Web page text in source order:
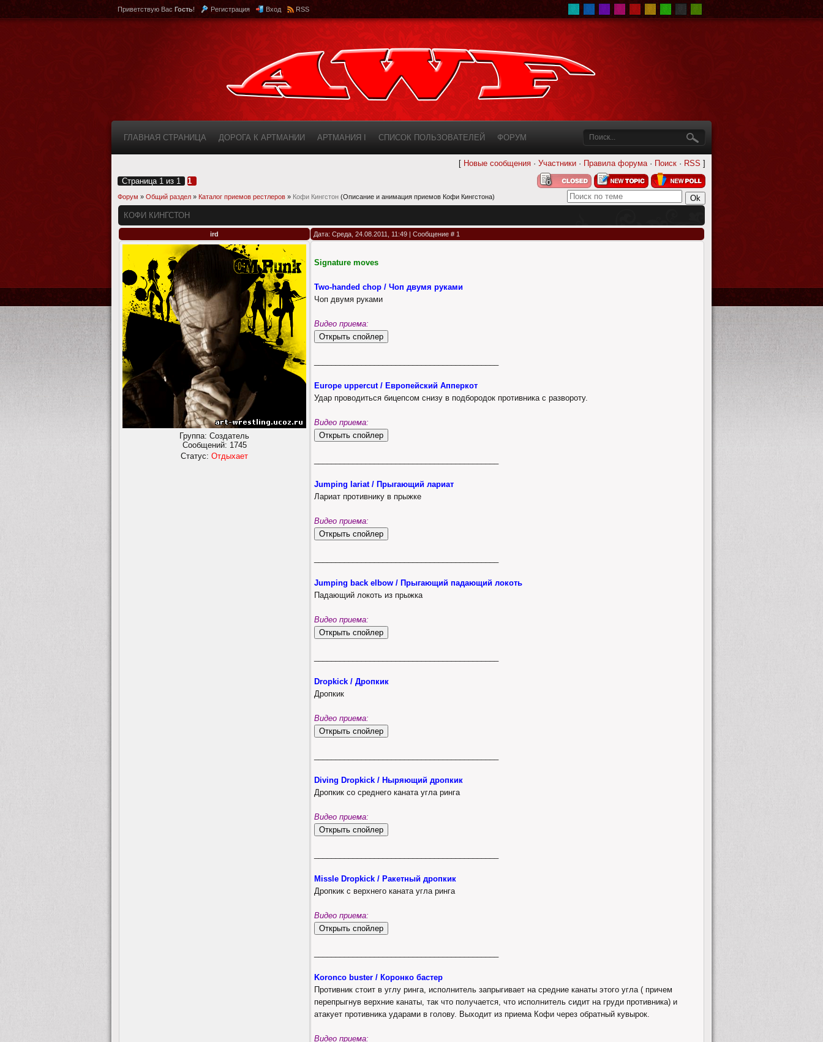
Приветствую Вас Гость! Регистрация Вход RSS
ГЛАВНАЯ СТРАНИЦА ДОРОГА К АРТМАНИИ АРТМАНИЯ I СПИСОК ПОЛЬЗОВАТЕЛЕЙ ФОРУМ
[ Новые сообщения · Участники · Правила форума· Поиск · RSS ]
Страница 1 из 1 1
Форум » Общий раздел » Каталог приемов рестлеров » Кофи Кингстон (Описание и анимация приемов Кофи Кингстона)
КОФИ КИНГСТОН
ird Дата: Среда, 24.08.2011, 11:49 | Сообщение # 1
Группа: Создатель
Сообщений: 1745
Статус: Отдыхает
Signature moves
Two-handed chop / Чоп двумя руками
Чоп двумя руками
Видео приема:
Europe uppercut / Европейский Апперкот
Удар проводиться бицепсом снизу в подбородок противника с развороту.
Видео приема:
Jumping lariat / Прыгающий лариат
Лариат противнику в прыжке
Видео приема:
Jumping back elbow / Прыгающий падающий локоть
Падающий локоть из прыжка
Видео приема:
Dropkick / Дропкик
Дропкик
Видео приема:
Diving Dropkick / Ныряющий дропкик
Дропкик со среднего каната угла ринга
Видео приема:
Missle Dropkick / Ракетный дропкик
Дропкик с верхнего каната угла ринга
Видео приема:
Koronco buster / Коронко бастер
Противник стоит в углу ринга, исполнитель запрыгивает на средние канаты этого угла ( причем
перепрыгнув верхние канаты, так что получается, что исполнитель сидит на груди противника) и
атакует противника ударами в голову. Выходит из приема Кофи через обратный кувырок.
Видео приема: